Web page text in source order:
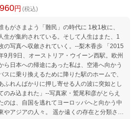
円 (税込)
もがさまよう「難民」の時代に 1枚1枚に、
人生が集約されている。そして人生はまた、1
の写真へ収斂されていく。--梨木香歩 「2015
9月9日、オーストリア・ウイーン西駅。欧州
ら日本への帰途にあった私は、空港へ向かう
スに乗り換えるために降りた駅のホームで、
ふれんばかりに押し寄せる人の波に突如とし
のみ込まれた」--写真家・鷲尾和彦がとらえ
のは、自国を逃れてヨーロッパへと向かう中
やアジアの人々。 遥か遠くの存在と分類され